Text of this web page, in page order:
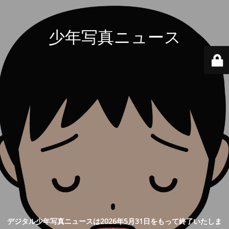
少年写真ニュース
デジタル少年写真ニュースは2026年5月31日をもって終了いたしま